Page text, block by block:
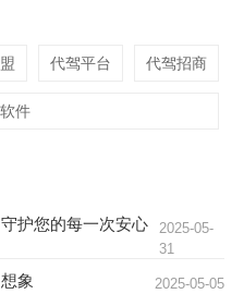
代驾平台 代驾招商
件
护您的每一次安心
2025-05-
31
象 2025-05-05